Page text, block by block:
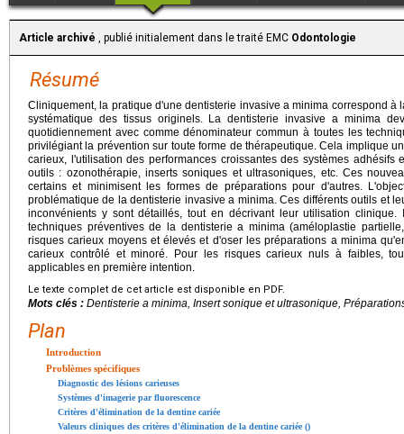
Article archivé , publié initialement dans le traité EMC Odontologie
Résumé
Cliniquement, la pratique d'une dentisterie invasive a minima correspond à
systématique des tissus originels. La dentisterie invasive a minima
quotidiennement avec comme dénominateur commun à toutes les
privilégiant la prévention sur toute forme de thérapeutique. Cela implique
carieux, l'utilisation des performances croissantes des systèmes
outils : ozonothérapie, inserts soniques et ultrasoniques, etc. Ces
certains et minimisent les formes de préparations pour d'autres.
problématique de la dentisterie invasive a minima. Ces différents outils et
inconvénients y sont détaillés, tout en décrivant leur utilisation
techniques préventives de la dentisterie a minima (améloplastie
risques carieux moyens et élevés et d'oser les préparations a minima
carieux contrôlé et minoré. Pour les risques carieux nuls à faibles,
applicables en première intention.
Le texte complet de cet article est disponible en PDF.
Mots clés : Dentisterie a minima, Insert sonique et ultrasonique,
Plan
Introduction
Problèmes spécifiques
Diagnostic des lésions carieuses
Systèmes d'imagerie par fluorescence
Critères d'élimination de la dentine cariée
Valeurs cliniques des critères d'élimination de la dentine cariée ()